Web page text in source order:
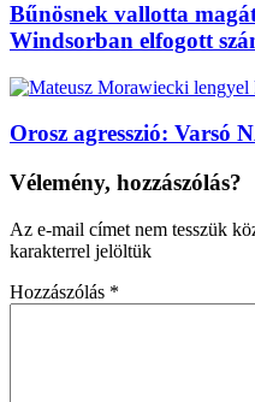
Bűnösnek vallotta
Windsorban elfogott
Orosz agresszió: Varsó
Vélemény, hozzászólás?
Az e-mail címet nem tesszük
karakterrel jelöltük
Hozzászólás *